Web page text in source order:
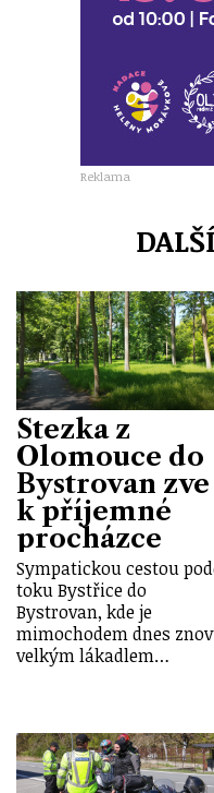
Reklama
Stezka z
Olomouce do
Bystrovan zve
k příjemné
procházce
Sympatickou cestou
toku Bystřice do
Bystrovan, kde je
mimochodem dnes
velkým lákadlem…